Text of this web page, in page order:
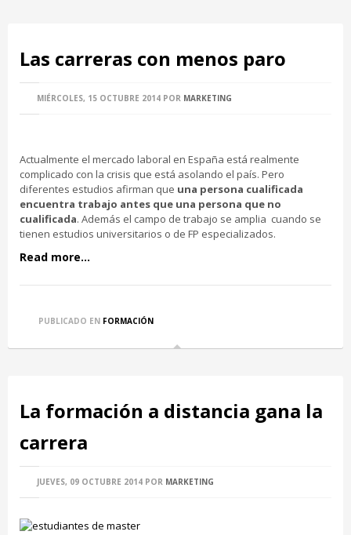
Las carreras con menos paro
MIÉRCOLES, 15 OCTUBRE 2014 POR MARKETING
Actualmente el mercado laboral en España está realmente
complicado con la crisis que está asolando el país. Pero
diferentes estudios afirman que una persona cualificada
encuentra trabajo antes que una persona que no
cualificada. Además el campo de trabajo se amplia cuando se
tienen estudios universitarios o de FP especializados.
Read more...
PUBLICADO EN FORMACIÓN
La formación a distancia gana la
carrera
JUEVES, 09 OCTUBRE 2014 POR MARKETING